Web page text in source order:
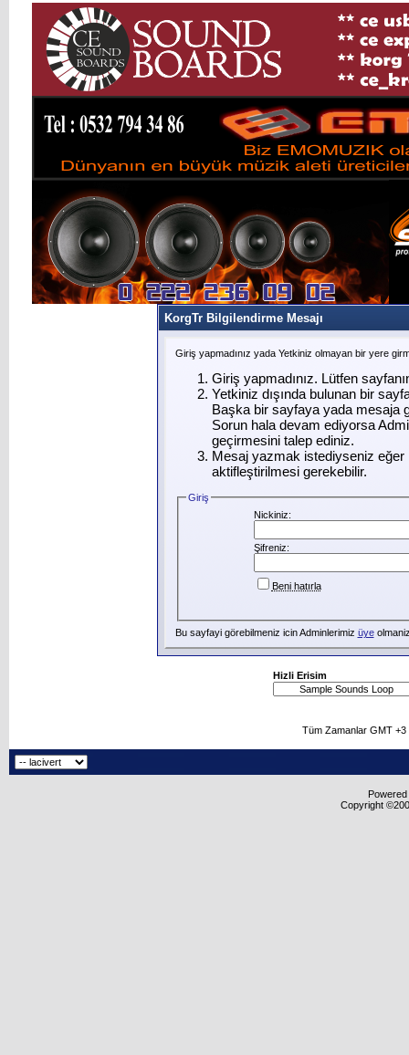
KorgTr Bilgilendirme Mesajı
Giriş yapmadınız yada Yetkiniz olmayan bir yere
Giriş yapmadınız. Lütfen
Yetkiniz dışında bulunan bir
Başka bir sayfaya yada mesaja
Sorun hala devam ediyorsa
geçirmesini talep ediniz.
Mesaj yazmak istediyseniz eğer
aktifleştirilmesi gerekebilir.
Giriş
Nickiniz:
Şifreniz:
Beni hatırla
Bu sayfayi görebilmeniz icin Adminlerimiz üye
Hizli Erisim
Tüm Zamanlar GMT
Copyright